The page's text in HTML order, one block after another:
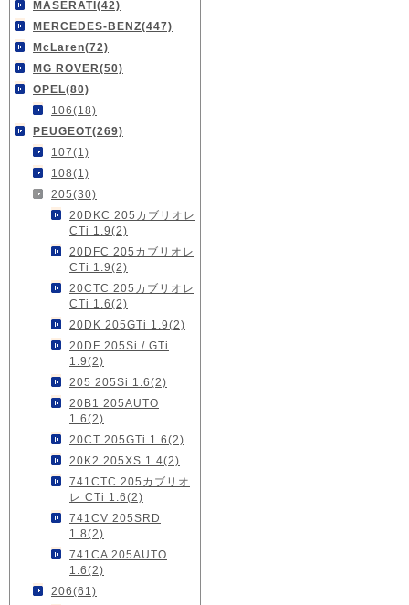
MASERATI(42)
MERCEDES-BENZ(447)
McLaren(72)
MG ROVER(50)
OPEL(80)
106(18)
PEUGEOT(269)
107(1)
108(1)
205(30)
20DKC 205カブリオレ
CTi 1.9(2)
20DFC 205カブリオレ
CTi 1.9(2)
20CTC 205カブリオレ
CTi 1.6(2)
20DK 205GTi 1.9(2)
20DF 205Si / GTi
1.9(2)
205 205Si 1.6(2)
20B1 205AUTO
1.6(2)
20CT 205GTi 1.6(2)
20K2 205XS 1.4(2)
741CTC 205カブリオ
レ CTi 1.6(2)
741CV 205SRD
1.8(2)
741CA 205AUTO
1.6(2)
206(61)